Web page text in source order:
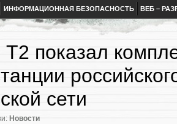
ИНФОРМАЦИОННАЯ БЕЗОПАСНОСТЬ ВЕБ –
показал
сети
Новости